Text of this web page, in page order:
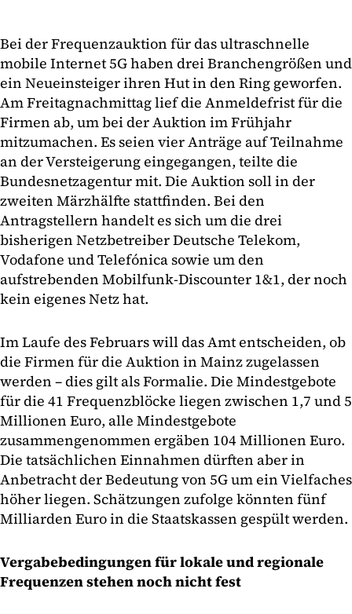
Bei der Frequenzauktion für das ultraschnelle
mobile Internet 5G haben drei Branchengrößen und
ein Neueinsteiger ihren Hut in den Ring geworfen.
Am Freitagnachmittag lief die Anmeldefrist für die
Firmen ab, um bei der Auktion im Frühjahr
mitzumachen. Es seien vier Anträge auf Teilnahme
an der Versteigerung eingegangen, teilte die
Bundesnetzagentur mit. Die Auktion soll in der
zweiten Märzhälfte stattfinden. Bei den
Antragstellern handelt es sich um die drei
bisherigen Netzbetreiber Deutsche Telekom,
Vodafone und Telefónica sowie um den
aufstrebenden Mobilfunk-Discounter 1&1, der noch
kein eigenes Netz hat.
Im Laufe des Februars will das Amt entscheiden, ob
die Firmen für die Auktion in Mainz zugelassen
werden – dies gilt als Formalie. Die Mindestgebote
für die 41 Frequenzblöcke liegen zwischen 1,7 und 5
Millionen Euro, alle Mindestgebote
zusammengenommen ergäben 104 Millionen Euro.
Die tatsächlichen Einnahmen dürften aber in
Anbetracht der Bedeutung von 5G um ein Vielfaches
höher liegen. Schätzungen zufolge könnten fünf
Milliarden Euro in die Staatskassen gespült werden.
Vergabebedingungen für lokale und regionale
Frequenzen stehen noch nicht fest